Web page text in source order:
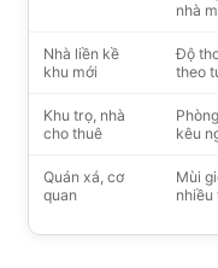
nhà
Nhà liền kề
khu mới
Độ
theo
Khu trọ, nhà
cho thuê
kêu
Quán xá, cơ
quan
Mùi
nhiều